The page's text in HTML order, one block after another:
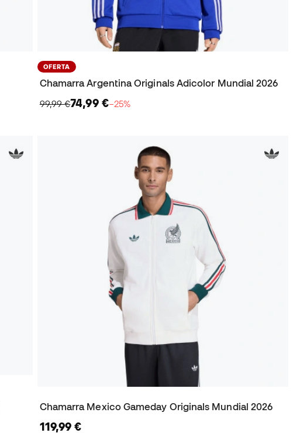
OFERTA
Chamarra Argentina Originals Adicolor Mundial 2026
99,99 €74,99 €−25%
Chamarra Mexico Gameday Originals Mundial 2026
119,99 €